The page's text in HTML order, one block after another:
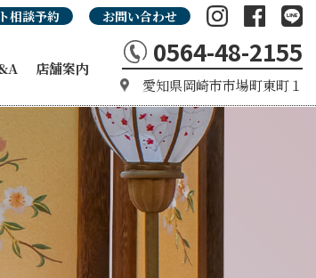
相談予約 お問い合わせ
店舗案内
0564-48-2155
愛知県岡崎市市場町東町１